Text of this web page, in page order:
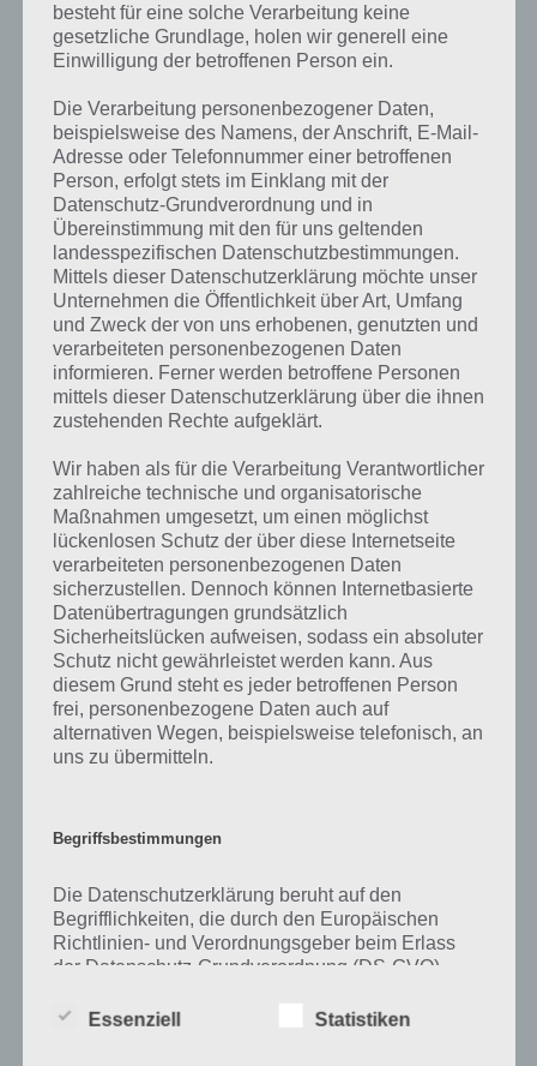
Kurze Begriffserklärung zur Lösung
Blumen
Blumen ist die Lösung für das tägliche Rätsel am 3.2.2023 in 4 Bilder 1
Wort, doch welche Bedeutung hat dieses eigentlich und was gibt es
bestimmten Lösungen präsentieren wir daher auch immer eine
kurze Begriffserklärung!
Zu Blumen haben wir zunächst keine weiteren Informationen parat!
Auf WhatsApp teilen Teilen auf Facebook
Tweet auf Twitter
Mehr Artikel hier auf Touchportal
besteht für eine solche Verarbeitung keine
gesetzliche Grundlage, holen wir generell eine
Einwilligung der betroffenen Person ein.
Die Verarbeitung personenbezogener Daten,
beispielsweise des Namens, der Anschrift, E-Mail-
Adresse oder Telefonnummer einer betroffenen
Person, erfolgt stets im Einklang mit der
Datenschutz-Grundverordnung und in
Übereinstimmung mit den für uns geltenden
landesspezifischen Datenschutzbestimmungen.
Mittels dieser Datenschutzerklärung möchte unser
Unternehmen die Öffentlichkeit über Art, Umfang
und Zweck der von uns erhobenen, genutzten und
verarbeiteten personenbezogenen Daten
informieren. Ferner werden betroffene Personen
mittels dieser Datenschutzerklärung über die ihnen
zustehenden Rechte aufgeklärt.
Wir haben als für die Verarbeitung Verantwortlicher
zahlreiche technische und organisatorische
Maßnahmen umgesetzt, um einen möglichst
lückenlosen Schutz der über diese Internetseite
verarbeiteten personenbezogenen Daten
sicherzustellen. Dennoch können Internetbasierte
Datenübertragungen grundsätzlich
Sicherheitslücken aufweisen, sodass ein absoluter
Schutz nicht gewährleistet werden kann. Aus
diesem Grund steht es jeder betroffenen Person
frei, personenbezogene Daten auch auf
alternativen Wegen, beispielsweise telefonisch, an
uns zu übermitteln.
Begriffsbestimmungen
Die Datenschutzerklärung beruht auf den
Begrifflichkeiten, die durch den Europäischen
Richtlinien- und Verordnungsgeber beim Erlass
der Datenschutz-Grundverordnung (DS-GVO)
soll sowohl für die Öffentlichkeit als auch für
Essenziell Statistiken